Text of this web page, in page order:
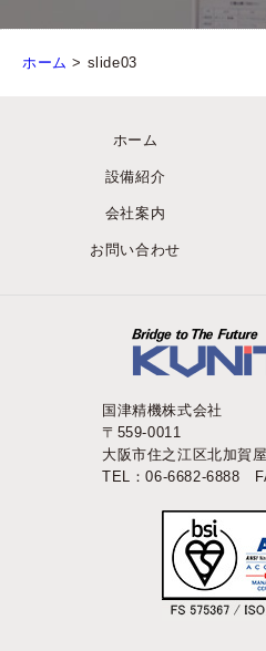
ホーム > slide03
ホーム
設備紹介
会社案内
お問い合わせ
国津精機株式会社
〒559-0011
大阪市住之江区北加賀
TEL：06-6682-6888